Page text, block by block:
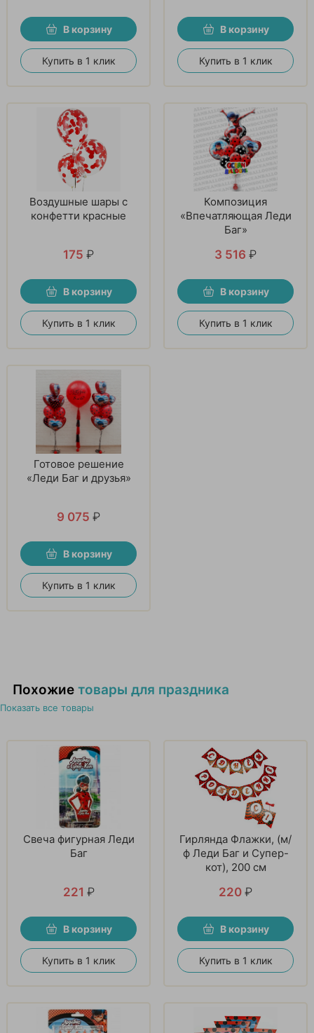
В корзину
Купить в 1 клик
В корзину
Купить в 1 клик
Воздушные шары с
конфетти красные
175 ₽
В корзину
Купить в 1 клик
Композиция
«Впечатляющая Леди
Баг»
3 516 ₽
В корзину
Купить в 1 клик
Готовое решение
«Леди Баг и друзья»
9 075 ₽
В корзину
Купить в 1 клик
Похожие товары для праздника
Показать все товары
Свеча фигурная Леди
Баг
221 ₽
В корзину
Купить в 1 клик
Гирлянда Флажки, (м/
ф Леди Баг и Супер-
кот), 200 см
220 ₽
В корзину
Купить в 1 клик